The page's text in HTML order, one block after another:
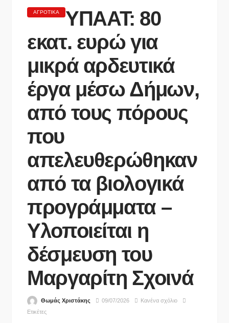
ΑΓΡΟΤΙΚΆ
ΥΠΑΑΤ: 80
εκατ. ευρώ για
μικρά αρδευτικά
έργα μέσω Δήμων,
από τους πόρους
που
απελευθερώθηκαν
από τα βιολογικά
προγράμματα –
Υλοποιείται η
δέσμευση του
Μαργαρίτη Σχοινά
Θωμάς Χριστάκης 09/07/2026
Κανένα σχόλιο
Ετικέτες